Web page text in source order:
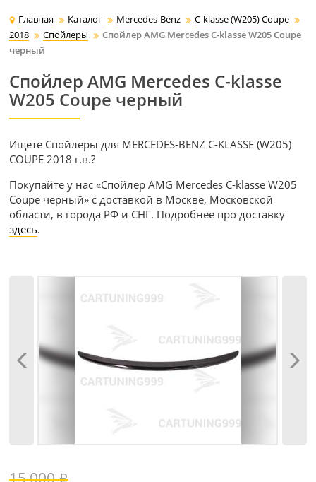
Главная Каталог Mercedes-Benz
C-klasse (W205) Coupe
2018
Спойлеры
Спойлер AMG Mercedes C-klasse W205 Coupe
черный
Спойлер AMG Mercedes C-klasse
W205 Coupe черный
Ищете Спойлеры для MERCEDES-BENZ C-KLASSE (W205)
COUPE 2018 г.в.?
Покупайте у нас «Спойлер AMG Mercedes C-klasse W205
Coupe черный» с доставкой в Москве, Московской
области, в города РФ и СНГ. Подробнее про доставку
здесь.
15 000